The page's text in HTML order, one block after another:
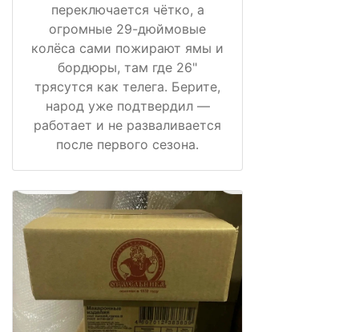
переключается чётко, а
огромные 29-дюймовые
колёса сами пожирают ямы и
бордюры, там где 26"
трясутся как телега. Берите,
народ уже подтвердил —
работает и не разваливается
после первого сезона.